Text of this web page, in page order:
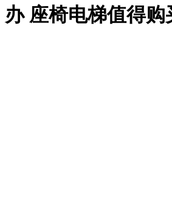
办 座椅电梯值得购